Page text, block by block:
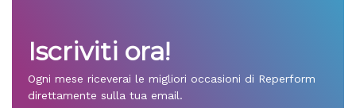
Iscriviti ora!
Ogni mese riceverai le migliori occasioni di Reperform
direttamente sulla tua email.